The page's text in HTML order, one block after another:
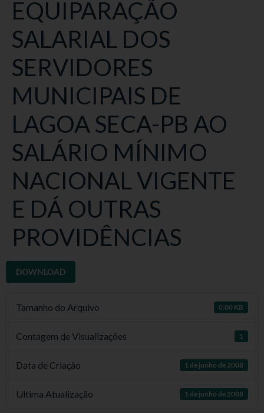
EQUIPARAÇÃO
SALARIAL DOS
SERVIDORES
MUNICIPAIS DE
LAGOA SECA-PB AO
SALÁRIO MÍNIMO
NACIONAL VIGENTE
E DÁ OUTRAS
PROVIDÊNCIAS
DOWNLOAD
Tamanho do Arquivo 0.00 KB
Contagem de Visualizações 1
Data de Criação 1 de junho de 2008
Ultima Atualização 1 de junho de 2008